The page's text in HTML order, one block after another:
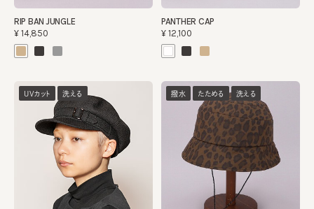
RIP BAN JUNGLE
¥14,850
PANTHER CAP
¥12,100
UVカット 洗える 撥水 たためる 洗える